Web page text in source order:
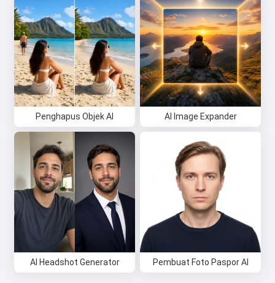
Penghapus Objek AI AI Image Expander
AI Headshot Generator Pembuat Foto Paspor AI